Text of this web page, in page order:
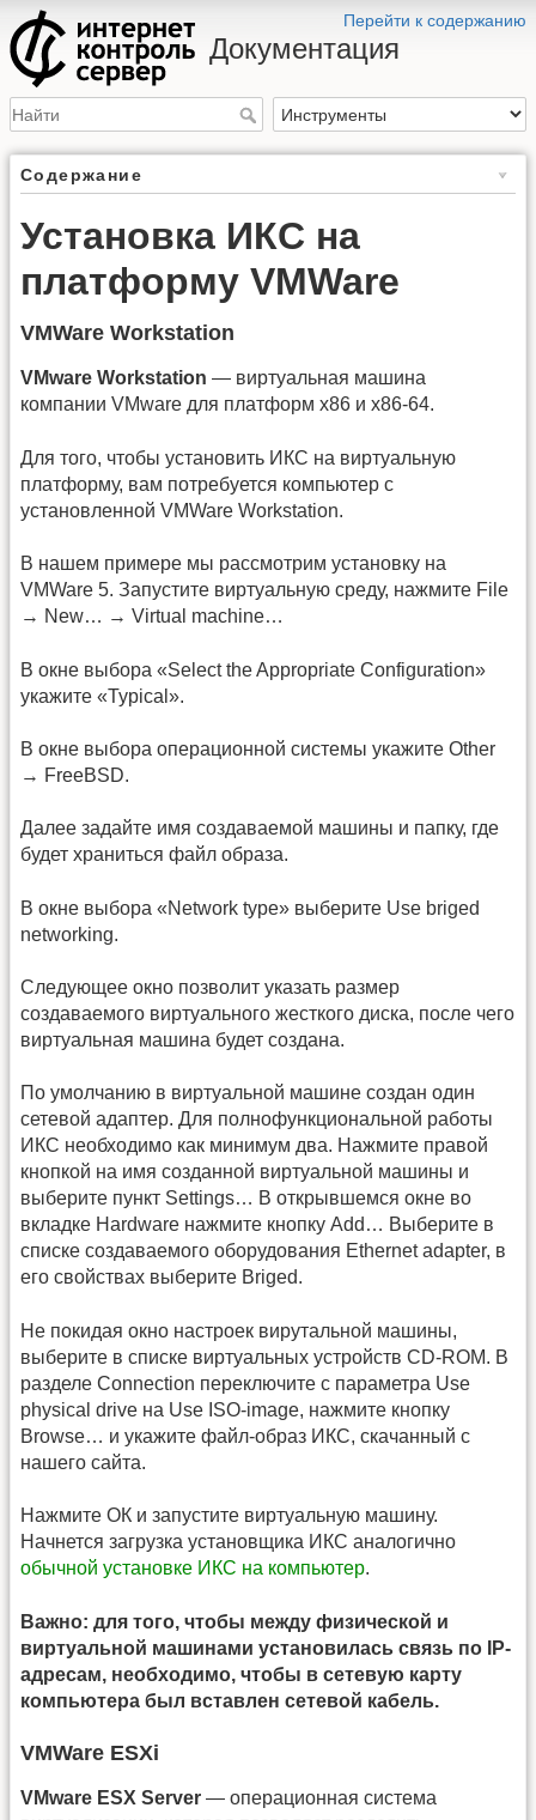
Перейти к содержанию
Документация
Содержание
Установка ИКС на
платформу VMWare
VMWare Workstation
VMware Workstation — виртуальная машина
компании VMware для платформ x86 и x86-64.
Для того, чтобы установить ИКС на виртуальную
платформу, вам потребуется компьютер с
установленной VMWare Workstation.
В нашем примере мы рассмотрим установку на
VMWare 5. Запустите виртуальную среду, нажмите File
→ New… → Virtual machine…
В окне выбора «Select the Appropriate Configuration»
укажите «Typical».
В окне выбора операционной системы укажите Other
→ FreeBSD.
Далее задайте имя создаваемой машины и папку, где
будет храниться файл образа.
В окне выбора «Network type» выберите Use briged
networking.
Следующее окно позволит указать размер
создаваемого виртуального жесткого диска, после чего
виртуальная машина будет создана.
По умолчанию в виртуальной машине создан один
сетевой адаптер. Для полнофункциональной работы
ИКС необходимо как минимум два. Нажмите правой
кнопкой на имя созданной виртуальной машины и
выберите пункт Settings… В открывшемся окне во
вкладке Hardware нажмите кнопку Add… Выберите в
списке создаваемого оборудования Ethernet adapter, в
его свойствах выберите Briged.
Не покидая окно настроек вирутальной машины,
выберите в списке виртуальных устройств CD-ROM. В
разделе Connection переключите с параметра Use
physical drive на Use ISO-image, нажмите кнопку
Browse… и укажите файл-образ ИКС, скачанный с
нашего сайта.
Нажмите ОК и запустите виртуальную машину.
Начнется загрузка установщика ИКС аналогично
обычной установке ИКС на компьютер.
Важно: для того, чтобы между физической и
виртуальной машинами установилась связь по IP-
адресам, необходимо, чтобы в сетевую карту
компьютера был вставлен сетевой кабель.
VMWare ESXi
VMware ESX Server — операционная система